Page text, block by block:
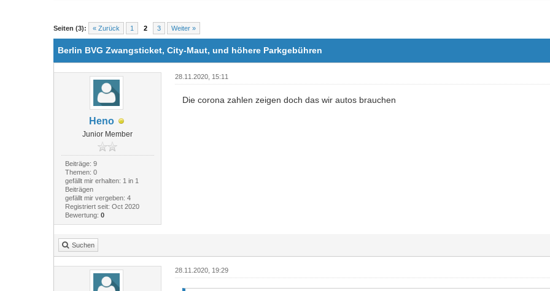
Seiten (3): « Zurück 1 2 3 Weiter »
0 Bewertung(en) - 0 im Durchschnitt
1
2
3
4
5
Berlin BVG Zwangsticket, City-Maut, und höhere Parkgebühren
Heno
Junior Member
Beiträge: 9
Themen: 0
gefällt mir erhalten: 1 in 1
Beiträgen
gefällt mir vergeben: 4
Registriert seit: Oct 2020
Bewertung: 0
28.11.2020, 15:11
Die corona zahlen zeigen doch das wir autos brauchen
Suchen
28.11.2020, 19:29